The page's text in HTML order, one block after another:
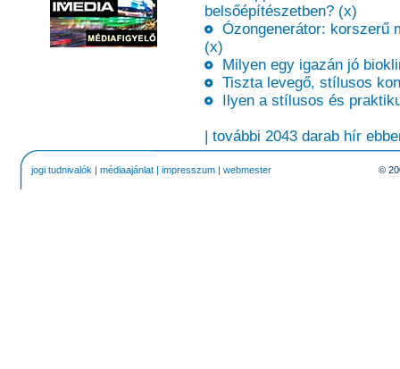
belsőépítészetben? (x)
Ózongenerátor: korszerű
(x)
Milyen egy igazán jó
Tiszta levegő, stílusos
Ilyen a stílusos és
| további 2043 darab hír
jogi tudnivalók | médiaajánlat | impresszum | webmester ©